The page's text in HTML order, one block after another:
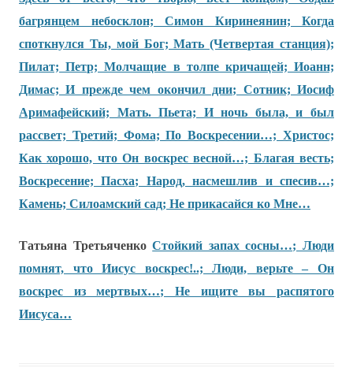
багрянцем небосклон; Симон Киринеянин; Когда
споткнулся Ты, мой Бог; Мать (Четвертая станция);
Пилат; Петр; Молчащие в толпе кричащей; Иоанн;
Димас; И прежде чем окончил дни; Сотник; Иосиф
Аримафейский; Мать. Пьета; И ночь была, и был
рассвет; Третий; Фома; По Воскресении…; Христос;
Как хорошо, что Он воскрес весной…; Благая весть;
Воскресение; Пасха; Народ, насмешлив и спесив…;
Камень; Силоамский сад; Не прикасайся ко Мне…
Татьяна ТретьяченкоСтойкий запах сосны…; Люди
помнят, что Иисус воскрес!..; Люди, верьте – Он
воскрес из мертвых…; Не ищите вы распятого
Иисуса…